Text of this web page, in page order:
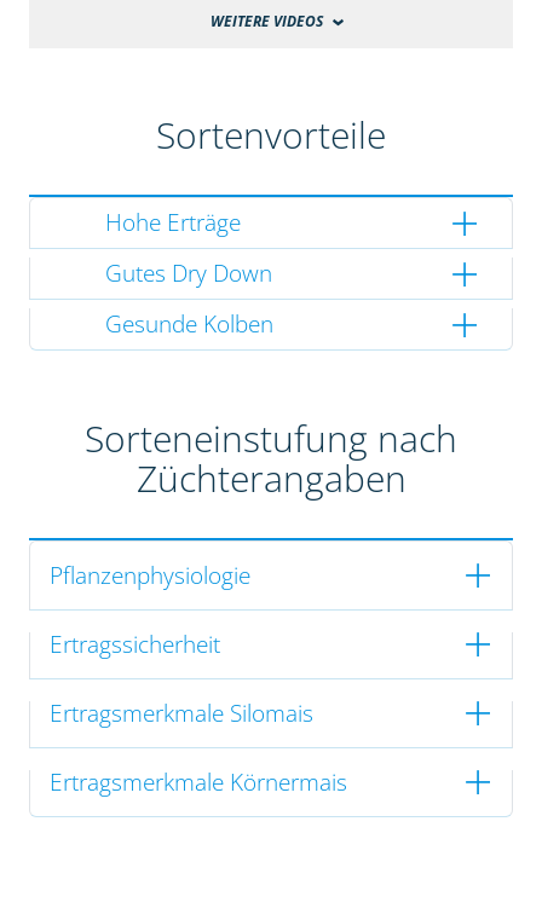
WEITERE VIDEOS
Sortenvorteile
Hohe Erträge
Gutes Dry Down
Gesunde Kolben
Sorteneinstufung nach
Züchterangaben
Pflanzenphysiologie
Ertragssicherheit
Ertragsmerkmale Silomais
Ertragsmerkmale Körnermais